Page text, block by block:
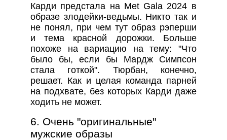
Карди предстала на Met Gala 2024 в
образе злодейки-ведьмы. Никто так и
не понял, при чем тут образ рэперши
и тема красной дорожки. Больше
похоже на вариацию на тему: "Что
было бы, если бы Мардж Симпсон
стала готкой". Тюрбан, конечно,
решает. Как и целая команда парней
на подхвате, без которых Карди даже
ходить не может.
6. Очень "оригинальные"
мужские образы